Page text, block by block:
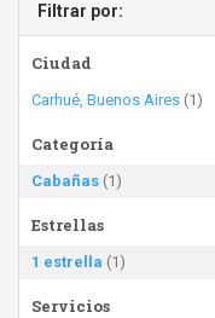
Filtrar por:
Ciudad
Carhué, Buenos Aires (1)
Categoría
Cabañas (1)
Estrellas
1 estrella (1)
Servicios